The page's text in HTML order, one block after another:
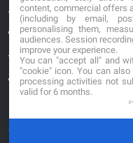
*No se garantiza que
actualizados.
** Los precios
garantiza su veracidad.
content, commercial offers
(including by email,
personalising them,
audiences. Session
improve your experience.
You can "accept all" and
"cookie" icon. You can
processing activities not
valid for 6 months.